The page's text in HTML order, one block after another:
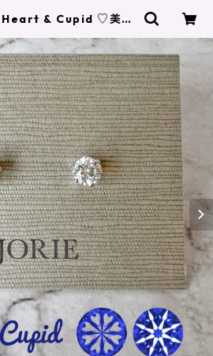
Heart & Cupid ♡美し
ルステンレス刻印 | JO
RIE